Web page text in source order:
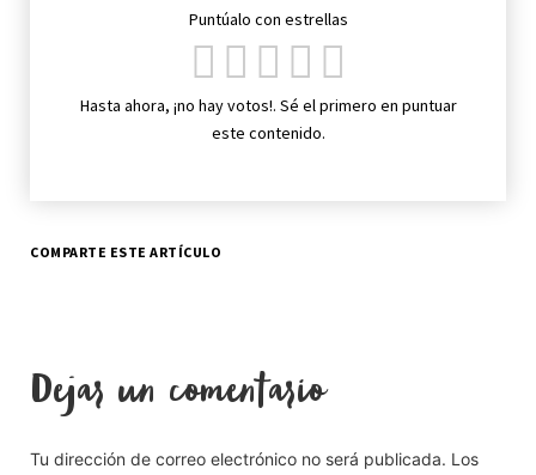
Puntúalo con estrellas
Hasta ahora, ¡no hay votos!. Sé el primero en puntuar
este contenido.
COMPARTE ESTE ARTÍCULO
Dejar un comentario
Tu dirección de correo electrónico no será publicada. Los